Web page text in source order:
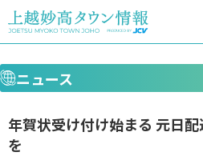
ニュース
年賀状受け付け始まる 元日
を